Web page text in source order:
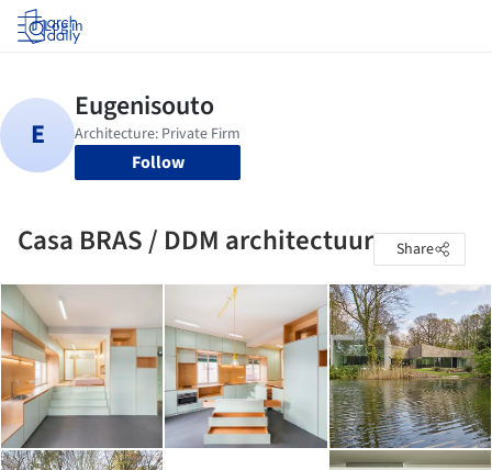
Log in
Follow
Casa BRAS / DDM architectuur Share